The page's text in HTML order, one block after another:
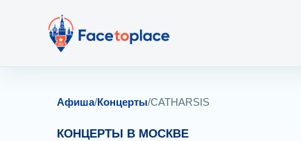
Афиша/Концерты/CATHARSIS
КОНЦЕРТЫ В МОСКВЕ